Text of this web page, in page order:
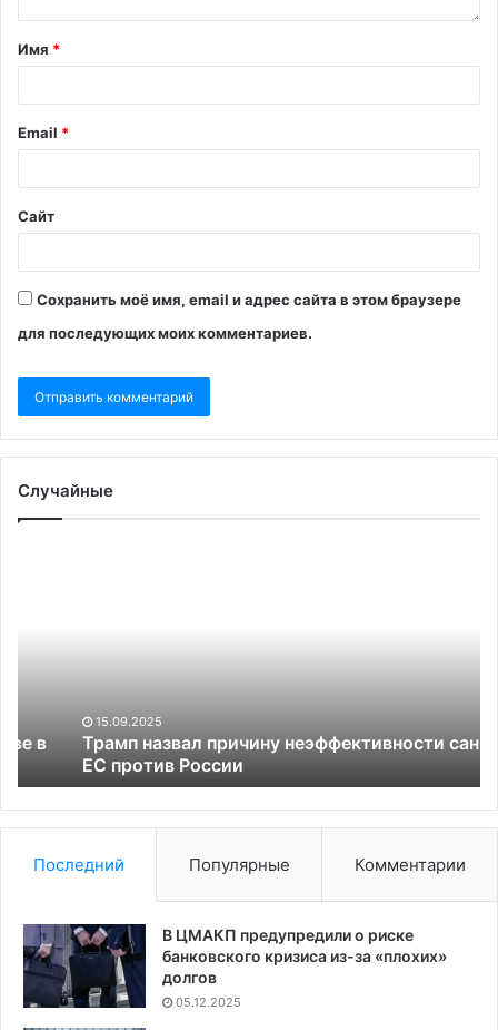
Имя *
Email *
Сайт
Сохранить моё имя, email и адрес сайта в этом браузере
для последующих моих комментариев.
Случайные
15.09.2025
Трамп назвал причину неэффективности санкций
ЕС против России
во
Последний Популярные Комментарии
В ЦМАКП предупредили о риске
банковского кризиса из-за «плохих»
долгов
05.12.2025